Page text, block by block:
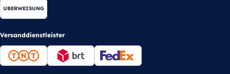
UBERWEISUNG
Versanddienstleister